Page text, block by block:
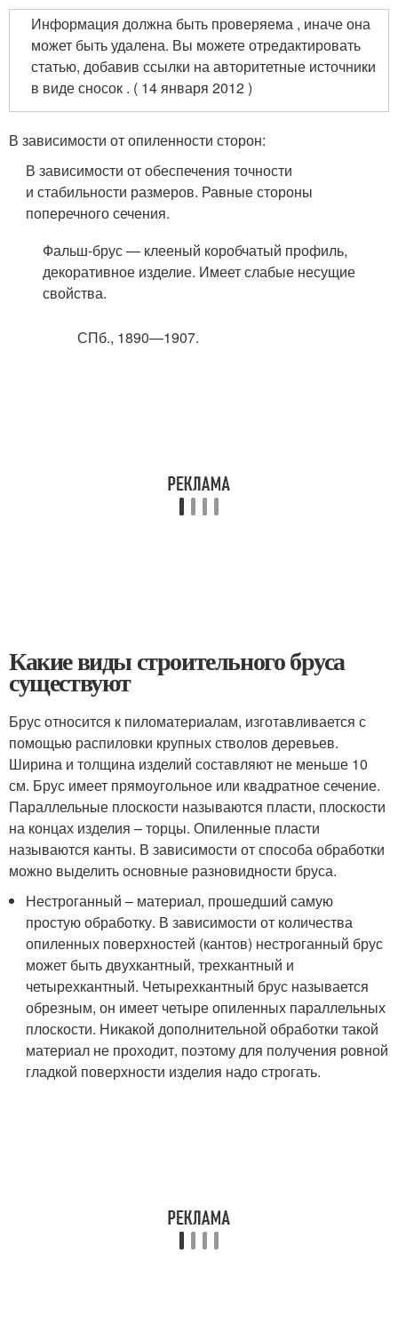
Информация должна быть проверяема , иначе она
может быть удалена. Вы можете отредактировать
статью, добавив ссылки на авторитетные источники
в виде сносок . ( 14 января 2012 )
В зависимости от опиленности сторон:
В зависимости от обеспечения точности
и стабильности размеров. Равные стороны
поперечного сечения.
Фальш-брус — клееный коробчатый профиль,
декоративное изделие. Имеет слабые несущие
свойства.
СПб., 1890—1907.
Какие виды строительного бруса
существуют
Брус относится к пиломатериалам, изготавливается с
помощью распиловки крупных стволов деревьев.
Ширина и толщина изделий составляют не меньше 10
см. Брус имеет прямоугольное или квадратное сечение.
Параллельные плоскости называются пласти, плоскости
на концах изделия – торцы. Опиленные пласти
называются канты. В зависимости от способа обработки
можно выделить основные разновидности бруса.
Нестроганный – материал, прошедший самую
простую обработку. В зависимости от количества
опиленных поверхностей (кантов) нестроганный брус
может быть двухкантный, трехкантный и
четырехкантный. Четырехкантный брус называется
обрезным, он имеет четыре опиленных параллельных
плоскости. Никакой дополнительной обработки такой
материал не проходит, поэтому для получения ровной
гладкой поверхности изделия надо строгать.